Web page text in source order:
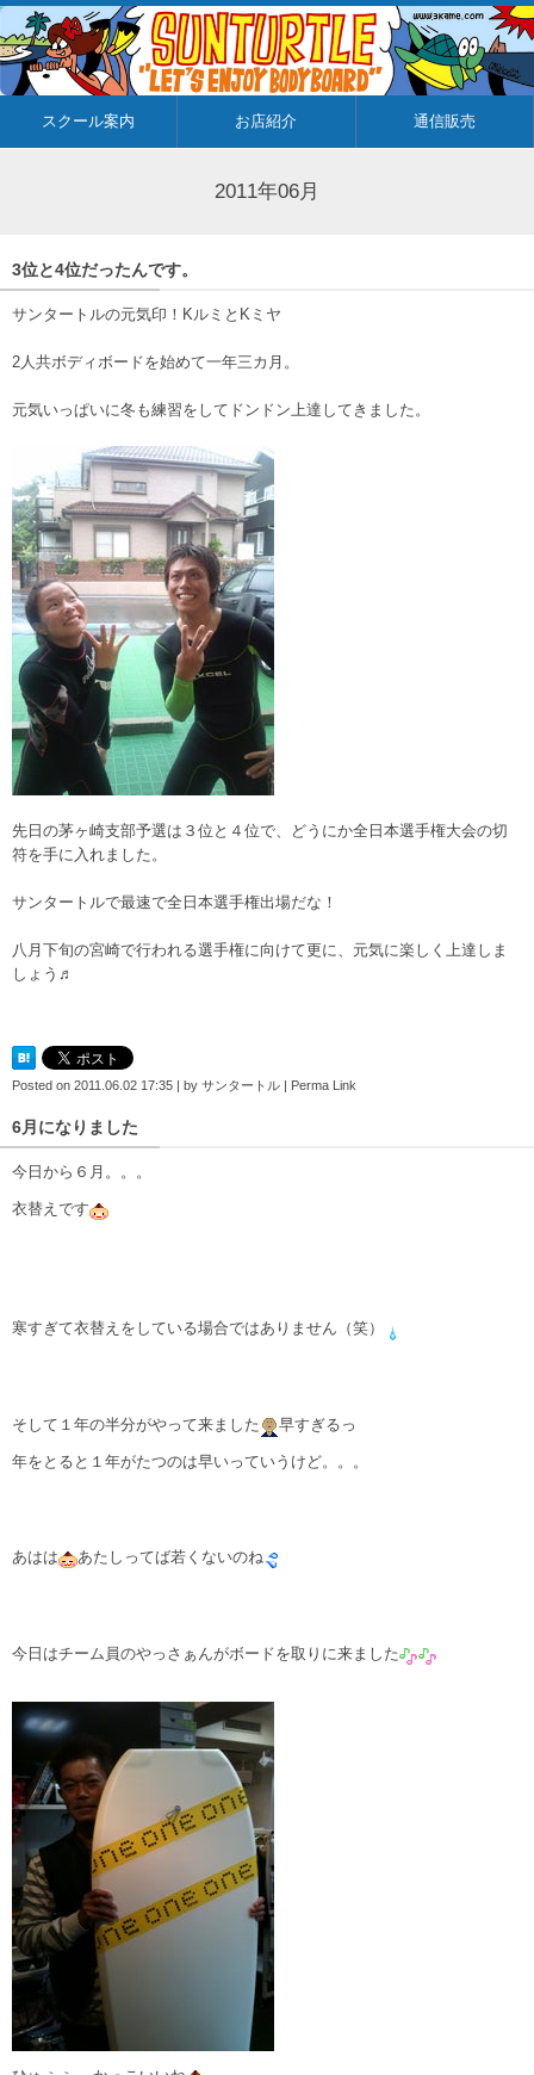
スクール案内 お店紹介 通信販売
2011年06月
3位と4位だったんです。
サンタートルの元気印！KルミとKミヤ
2人共ボディボードを始めて一年三カ月。
元気いっぱいに冬も練習をしてドンドン上達してきました。
先日の茅ヶ崎支部予選は３位と４位で、どうにか全日本選手権大会の切
符を手に入れました。
サンタートルで最速で全日本選手権出場だな！
八月下旬の宮崎で行われる選手権に向けて更に、元気に楽しく上達しま
しょう♬
Posted on 2011.06.02 17:35 | by サンタートル | Perma Link
6月になりました
今日から６月。。。
衣替えです
寒すぎて衣替えをしている場合ではありません（笑）
そして１年の半分がやって来ました 早すぎるっ
年をとると１年がたつのは早いっていうけど。。。
あはは あたしってば若くないのね
今日はチーム員のやっさぁんがボードを取りに来ました